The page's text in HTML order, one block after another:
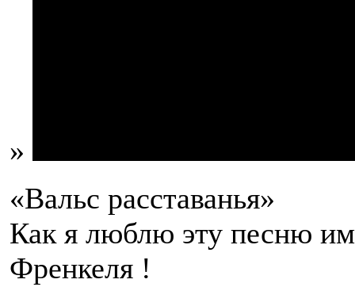
»
«Вальс расставанья»
Как я люблю эту песню
Френкеля !